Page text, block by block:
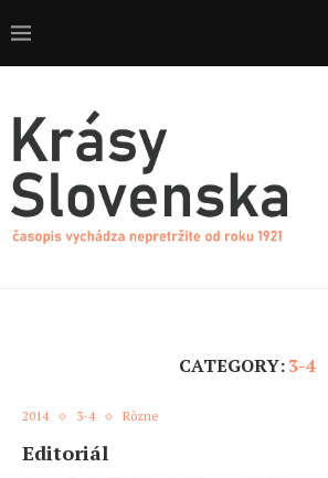
CATEGORY:3-4
2014 3-4 Rôzne
Editoriál